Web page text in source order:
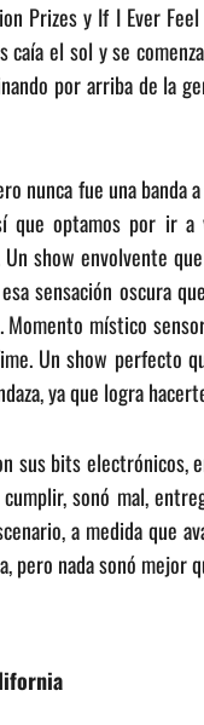
Prizes y If I Ever
el sol y se
por arriba de la
nunca fue una banda
que optamos por ir
show envolvente
sensación oscura
místico
Un show perfecto
ya que logra
sus bits electrónicos,
sonó mal,
a medida que
pero nada sonó mejor